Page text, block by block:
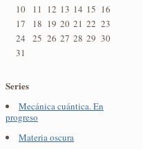
10
11 12 13 14 15 16
17
18 19 20 21 22 23
24
25 26 27 28 29 30
31
Series
Mecánica cuántica. En
progreso
Materia oscura